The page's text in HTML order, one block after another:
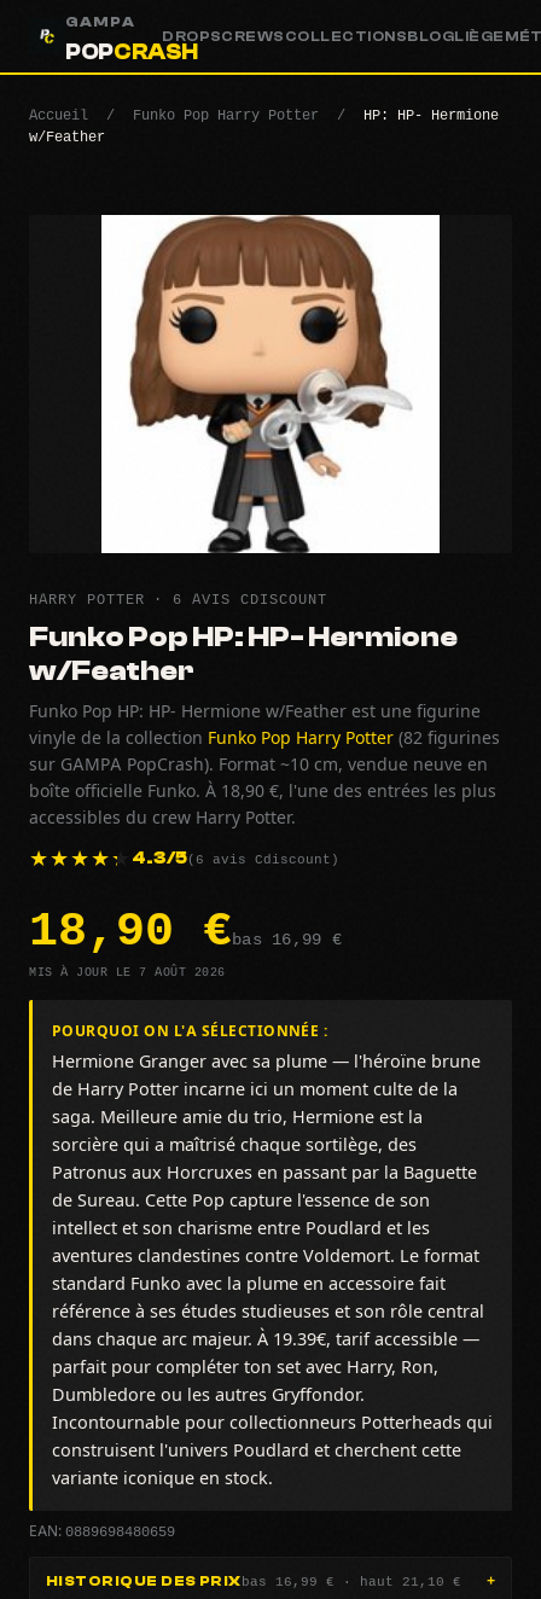
GAMPA
POPCRASH
DROPSCREWS COLLECTIONSBLOGLIÈGE
Accueil / Funko Pop Harry Potter /
HP: HP- Hermione
w/Feather
HARRY POTTER · 6 AVIS CDISCOUNT
Funko Pop HP: HP- Hermione
w/Feather
Funko Pop HP: HP- Hermione w/Feather est une figurine
vinyle de la collection Funko Pop Harry Potter (82 figurines
sur GAMPA PopCrash). Format ~10 cm, vendue neuve en
boîte officielle Funko. À 18,90 €, l'une des entrées les plus
accessibles du crew Harry Potter.
4.3/5(6 avis Cdiscount)
18,90 €bas 16,99 €
MIS À JOUR LE 7 AOÛT 2026
POURQUOI ON L'A SÉLECTIONNÉE :
Hermione Granger avec sa plume — l'héroïne brune
de Harry Potter incarne ici un moment culte de la
saga. Meilleure amie du trio, Hermione est la
sorcière qui a maîtrisé chaque sortilège, des
Patronus aux Horcruxes en passant par la Baguette
de Sureau. Cette Pop capture l'essence de son
intellect et son charisme entre Poudlard et les
aventures clandestines contre Voldemort. Le format
standard Funko avec la plume en accessoire fait
référence à ses études studieuses et son rôle central
dans chaque arc majeur. À 19.39€, tarif accessible —
parfait pour compléter ton set avec Harry, Ron,
Dumbledore ou les autres Gryffondor.
Incontournable pour collectionneurs Potterheads qui
construisent l'univers Poudlard et cherchent cette
variante iconique en stock.
EAN: 0889698480659
HISTORIQUE DES PRIXbas 16,99 € · haut 21,10 €